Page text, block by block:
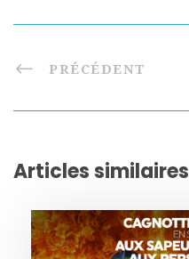
PRÉCÉDENT
Articles similaires